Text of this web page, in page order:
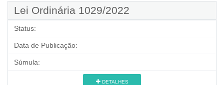
Lei Ordinária 1029/2022
Status:
Data de Publicação:
Súmula:
DETALHES